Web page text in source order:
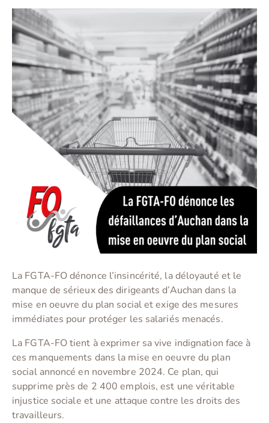
La FGTA-FO dénonce l’insincérité, la déloyauté et le
manque de sérieux des dirigeants d’Auchan dans la
mise en oeuvre du plan social et exige des mesures
immédiates pour protéger les salariés menacés.
La FGTA-FO tient à exprimer sa vive indignation face à
ces manquements dans la mise en oeuvre du plan
social annoncé en novembre 2024. Ce plan, qui
supprime près de 2 400 emplois, est une véritable
injustice sociale et une attaque contre les droits des
travailleurs.